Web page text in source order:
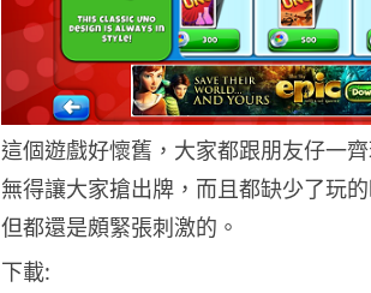
這個遊戲好懷舊，大家都跟朋友仔一
無得讓大家搶出牌，而且都缺少了玩
但都還是頗緊張刺激的。
下載: